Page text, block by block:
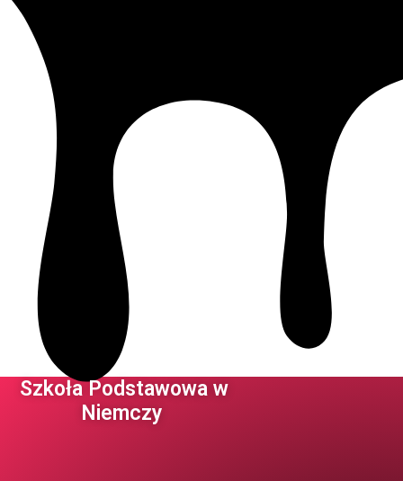
Szkoła Podstawowa w
Niemczy ​